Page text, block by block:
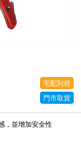
宅配到府
門市取貨
，並增加安全性